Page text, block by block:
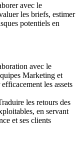
avec le
les briefs, estimer
potentiels en
avec le
Marketing et
les assets
les retours des
en servant
et ses clients